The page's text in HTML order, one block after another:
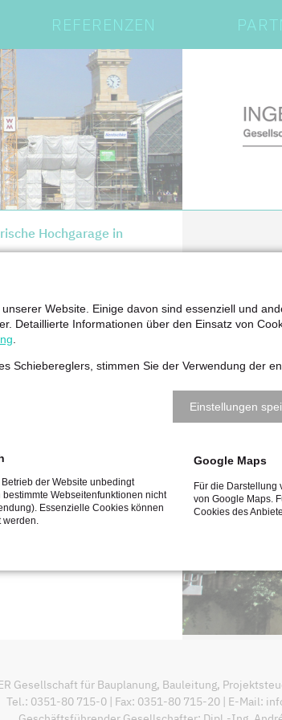
REFERENZEN
Hochgarage in
GmbH
Gesellschaft für Bauplanung, Bauleitung,
Tel.: 0351-80 715-0 | Fax: 0351-80 715-20 | E-Mail:
Website. Einige davon sind essenziell und
Detaillierte Informationen über den Einsatz von
Schiebereglers, stimmen Sie der Verwendung der
Einstellungen
der Website unbedingt
Webseitenfunktionen nicht
Essenzielle Cookies können
werden.
Google Maps
Für die Darstellung
von Google Maps.
Cookies des